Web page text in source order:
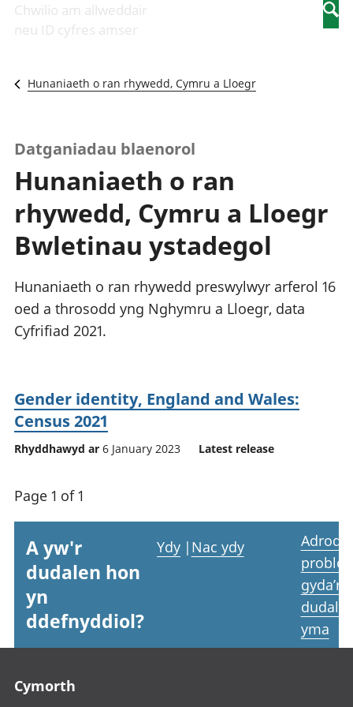
Newidiadau i
fusnesau
Diwydiant
a'r rhyngrwyd
Y diwydiant
gweithgynhyrchu
a chynhyrchu
Y diwydiant
manwethu
Y diwydiant
twristiaeth
sector cyhoeddus
Domestig Gros
(CDG)
Gwerth
Ychwanegol Gros
Mynegeion
phrisiau
Buddsoddiadau,
pensiynau ac
ymddiriedolaethau
Cyfrifon gwladol
mewn
gwaith
Chwilio am allweddair
neu ID cyfres amser
Hunaniaeth o ran rhywedd, Cymru a Lloegr
Datganiadau blaenorol
Hunaniaeth o ran
rhywedd, Cymru a Lloegr
Bwletinau ystadegol
Hunaniaeth o ran rhywedd preswylwyr arferol 16
oed a throsodd yng Nghymru a Lloegr, data
Cyfrifiad 2021.
Gender identity, England and Wales:
Census 2021
Rhyddhawyd ar 6 January 2023 Latest release
Page 1 of 1
A yw'r
dudalen hon
yn
ddefnyddiol?
Ydy | Nac ydy
Adrodd
gyda’r
yma
Cymorth